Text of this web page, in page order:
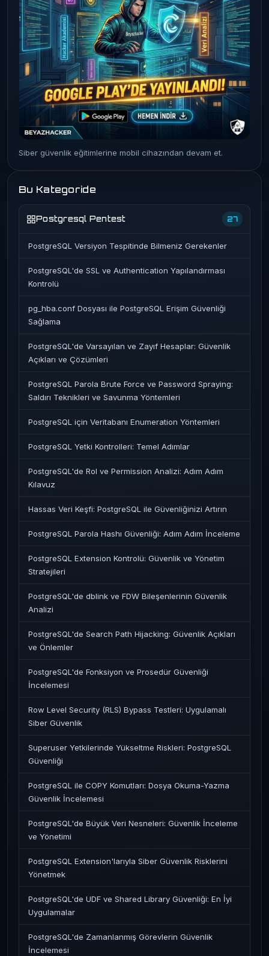
Siber güvenlik eğitimlerine mobil cihazından devam et.
Bu Kategoride
Postgresql Pentest 27
PostgreSQL Versiyon Tespitinde Bilmeniz Gerekenler
PostgreSQL'de SSL ve Authentication Yapılandırması
Kontrolü
pg_hba.conf Dosyası ile PostgreSQL Erişim Güvenliği
Sağlama
PostgreSQL'de Varsayılan ve Zayıf Hesaplar: Güvenlik
Açıkları ve Çözümleri
PostgreSQL Parola Brute Force ve Password Spraying:
Saldırı Teknikleri ve Savunma Yöntemleri
PostgreSQL için Veritabanı Enumeration Yöntemleri
PostgreSQL Yetki Kontrolleri: Temel Adımlar
PostgreSQL'de Rol ve Permission Analizi: Adım Adım
Kılavuz
Hassas Veri Keşfi: PostgreSQL ile Güvenliğinizi Artırın
PostgreSQL Parola Hashı Güvenliği: Adım Adım İnceleme
PostgreSQL Extension Kontrolü: Güvenlik ve Yönetim
Stratejileri
PostgreSQL'de dblink ve FDW Bileşenlerinin Güvenlik
Analizi
PostgreSQL'de Search Path Hijacking: Güvenlik Açıkları
ve Önlemler
PostgreSQL'de Fonksiyon ve Prosedür Güvenliği
İncelemesi
Row Level Security (RLS) Bypass Testleri: Uygulamalı
Siber Güvenlik
Superuser Yetkilerinde Yükseltme Riskleri: PostgreSQL
Güvenliği
PostgreSQL ile COPY Komutları: Dosya Okuma-Yazma
Güvenlik İncelemesi
PostgreSQL'de Büyük Veri Nesneleri: Güvenlik İnceleme
ve Yönetimi
PostgreSQL Extension'larıyla Siber Güvenlik Risklerini
Yönetmek
PostgreSQL'de UDF ve Shared Library Güvenliği: En İyi
Uygulamalar
PostgreSQL'de Zamanlanmış Görevlerin Güvenlik
İncelemesi